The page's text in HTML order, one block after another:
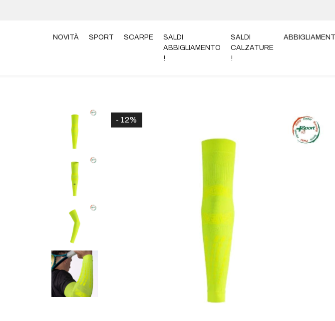
NOVITÀ SPORT SCARPE
SALDI
ABBIGLIAMENTO
!
SALDI
CALZATURE
!
- 12%